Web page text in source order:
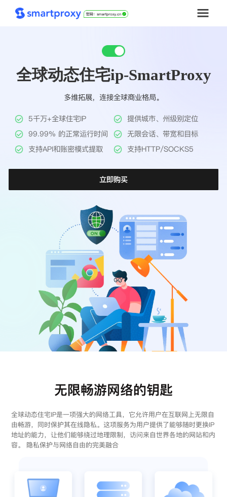
套餐购买
工具
帮助中心
全球动态住宅ip-SmartProxy
多维拓展，连接全球商业格局。
5千万+全球住宅IP
提供城市、州级别定位
99.99% 的正常运行时间
无限会话、带宽和目标
支持API和账密模式提取
支持HTTP/SOCKS5
立即购买
无限畅游网络的钥匙
全球动态住宅IP是一项强大的网络工具，它允许用户在互联网上无限自
由畅游，同时保护其在线隐私。这项服务为用户提供了能够随时更换IP
地址的能力，让他们能够绕过地理限制，访问来自世界各地的网站和内
容。 隐私保护与网络自由的完美融合